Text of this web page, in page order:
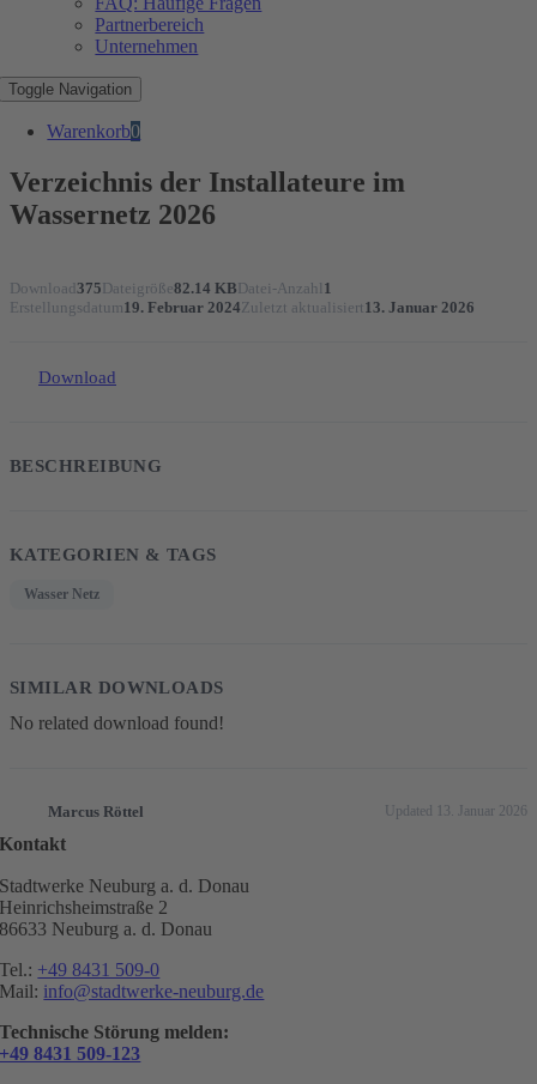
Partnerbereich
Unternehmen
Toggle Navigation
Warenkorb0
Verzeichnis der Installateure im
Wassernetz 2026
Download375Dateigröße82.14 KBDatei-Anzahl 1
Erstellungsdatum19. Februar 2024Zuletzt aktualisiert 13. Januar 2026
Download
BESCHREIBUNG
KATEGORIEN & TAGS
Wasser Netz
SIMILAR DOWNLOADS
No related download found!
Marcus Röttel Updated 13. Januar 2026
Kontakt
Stadtwerke Neuburg a. d. Donau
Heinrichsheimstraße 2
86633 Neuburg a. d. Donau
Tel.: +49 8431 509-0
Mail: info@stadtwerke-neuburg.de
Technische Störung melden:
+49 8431 509-123